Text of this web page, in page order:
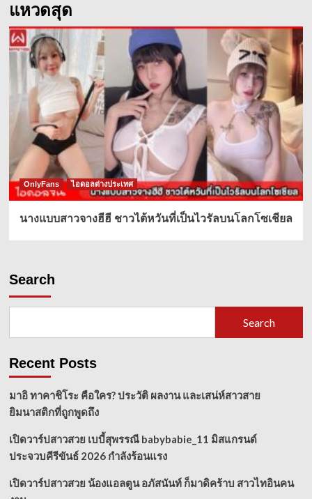
แหวดสุด
OnlyFans ไอดอลต่างประเทศ
นางแบบสาวจางฮีฮี ชาวไต้หวันที่เป็นไวรัลบนโลกโซเชียล
Search
Search
Recent Posts
มาอิ ทาคาชิโระ คือใคร? ประวัติ ผลงาน และเสน่ห์สาวสาย
ยิมนาสติกที่ถูกพูดถึง
เปิดวาร์ปสาวสวย เบบี้สุพรรณี babybabie_11 มิสแกรนด์
ประจวบคีรีขันธ์ 2026 กำลังร้อนแรง
เปิดวาร์ปสาวสวย น้องแอลตูน อภัสนันท์ ก็มาดิคร้าบ สาวไทอินคน